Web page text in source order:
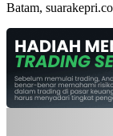
Batam,